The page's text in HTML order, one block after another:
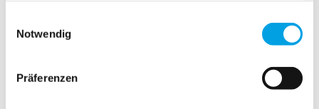
Notwendig
Präferenzen